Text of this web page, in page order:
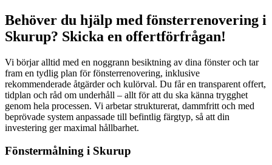
Behöver du hjälp med fönsterrenovering i
Skurup? Skicka en offertförfrågan!
Vi börjar alltid med en noggrann besiktning av dina fönster och tar
fram en tydlig plan för fönsterrenovering, inklusive
rekommenderade åtgärder och kulörval. Du får en transparent offert,
tidplan och råd om underhåll – allt för att du ska känna trygghet
genom hela processen. Vi arbetar strukturerat, dammfritt och med
beprövade system anpassade till befintlig färgtyp, så att din
investering ger maximal hållbarhet.
Fönstermålning i Skurup